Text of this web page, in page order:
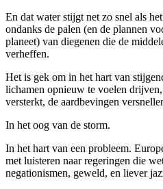
En dat water stijgt net zo snel als
ondanks de palen (en de plannen
planeet) van diegenen die de
verheffen.
Het is gek om in het hart van
lichamen opnieuw te voelen
versterkt, de aardbevingen
In het oog van de storm.
In het hart van een probleem.
met luisteren naar regeringen die
negationismen, geweld, en liever